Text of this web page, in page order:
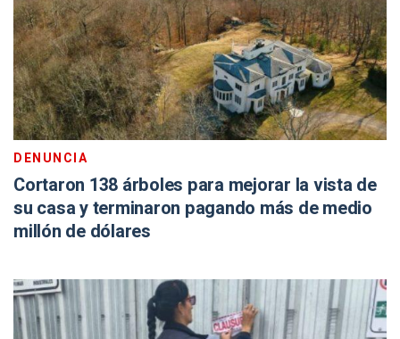
DENUNCIA
Cortaron 138 árboles para mejorar la vista de
su casa y terminaron pagando más de medio
millón de dólares